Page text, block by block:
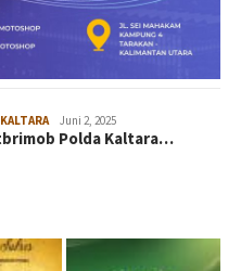
Juni 2, 2025
Polda Kaltara…